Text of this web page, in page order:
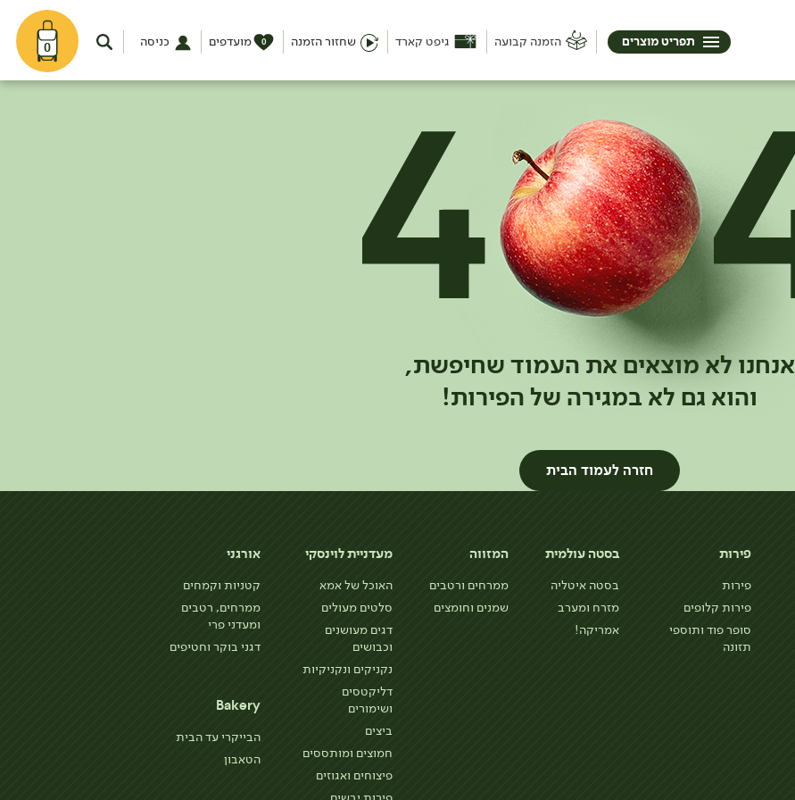
0 הזמנה קבועה גיפט קארד שחזור הזמנה מועדפים 0 כניסה תפריט מוצרים
אנחנו לא מוצאים את העמוד שחיפשת,
והוא גם לא במגירה של הפירות!
חזרה לעמוד הבית
פירות
פירות
פירות קלופים
סופר פוד ותוספי
תזונה
בסטה עולמית
בסטה איטליה
מזרח ומערב
אמריקה!
המזווה
ממרחים ורטבים
שמנים וחומצים
מעדניית לוינסקי
האוכל של אמא
סלטים מעולים
דגים מעושנים
וכבושים
נקניקים ונקניקיות
דליקטסים
ושימורים
ביצים
חמוצים ומותססים
פיצוחים ואגוזים
אורגני
קטניות וקמחים
ממרחים, רטבים
ומעדני פרי
דגני בוקר וחטיפים
Bakery
הבייקרי עד הבית
הטאבון